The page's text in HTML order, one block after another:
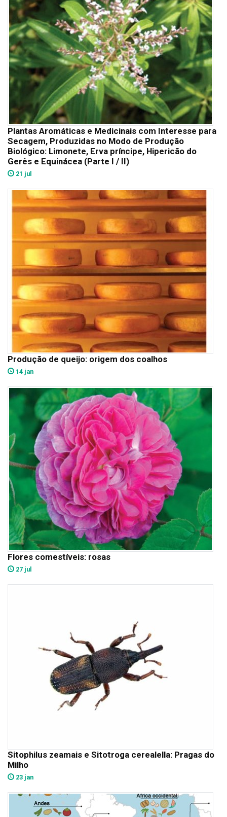
Plantas Aromáticas e Medicinais com Interesse para
Secagem, Produzidas no Modo de Produção
Biológico: Limonete, Erva príncipe, Hipericão do
Gerês e Equinácea (Parte I / II)
21 jul
Produção de queijo: origem dos coalhos
14 jan
Flores comestíveis: rosas
27 jul
Sitophilus zeamais e Sitotroga cerealella: Pragas do
Milho
23 jan